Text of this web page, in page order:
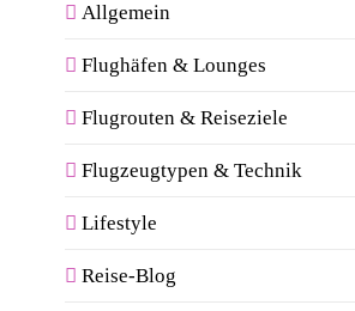
Allgemein
Flughäfen & Lounges
Flugrouten & Reiseziele
Flugzeugtypen & Technik
Lifestyle
Reise-Blog